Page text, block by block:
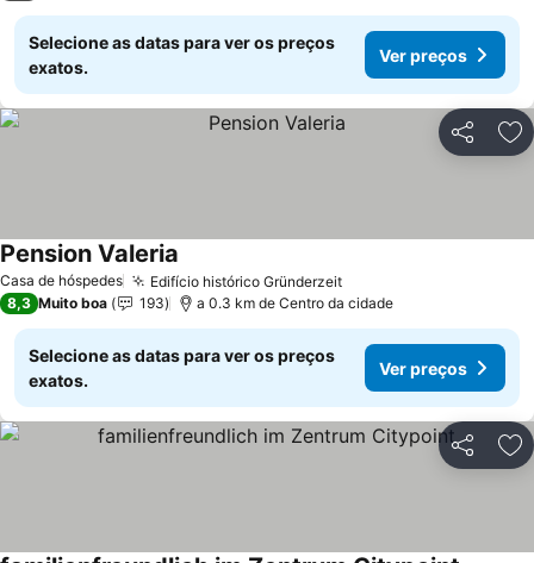
Selecione as datas para ver os preços
exatos.
Ver preços
Partilhar
Casa de hóspedes Edifício histórico GründerzeitVer preços
Pension Valeria
8,3 Muito boa 193 a 0.3 km de Centro da cidade
Selecione as datas para ver os preços
exatos.
Ver preços
Partilhar